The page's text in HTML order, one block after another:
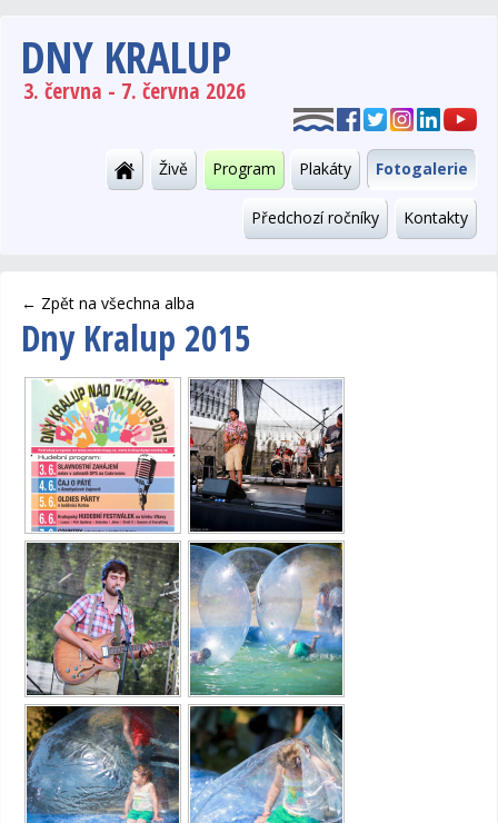
DNY KRALUP
3. června - 7. června 2026
Živě Program Plakáty Fotogalerie
Předchozí ročníky Kontakty
← Zpět na všechna alba
Dny Kralup 2015